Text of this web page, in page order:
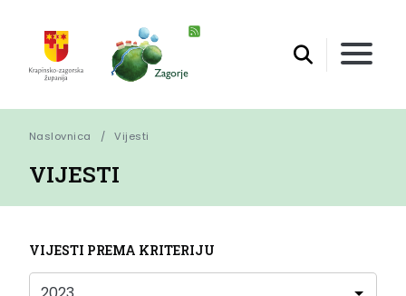
Naslovnica Vijesti
VIJESTI
VIJESTI PREMA KRITERIJU